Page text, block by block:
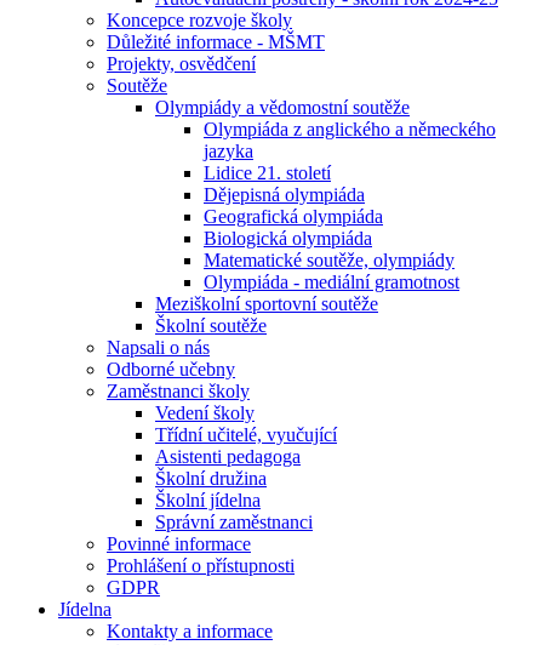
Koncepce rozvoje školy
Důležité informace - MŠMT
Projekty, osvědčení
Soutěže
Olympiády a vědomostní soutěže
Olympiáda z anglického a německého
jazyka
Lidice 21. století
Dějepisná olympiáda
Geografická olympiáda
Biologická olympiáda
Matematické soutěže, olympiády
Olympiáda - mediální gramotnost
Meziškolní sportovní soutěže
Školní soutěže
Napsali o nás
Odborné učebny
Zaměstnanci školy
Vedení školy
Třídní učitelé, vyučující
Asistenti pedagoga
Školní družina
Školní jídelna
Správní zaměstnanci
Povinné informace
Prohlášení o přístupnosti
GDPR
Jídelna
Kontakty a informace